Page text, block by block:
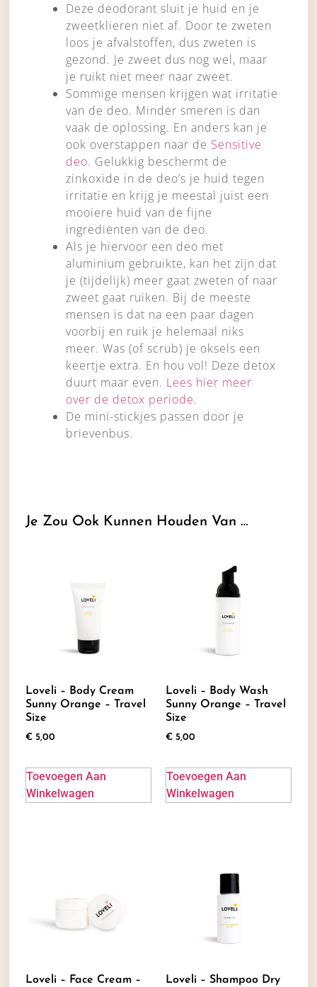
Deze deodorant sluit je huid en je
zweetklieren niet af. Door te zweten
loos je afvalstoffen, dus zweten is
gezond. Je zweet dus nog wel, maar
je ruikt niet meer naar zweet.
Sommige mensen krijgen wat irritatie
van de deo. Minder smeren is dan
vaak de oplossing. En anders kan je
ook overstappen naar de Sensitive
deo. Gelukkig beschermt de
zinkoxide in de deo’s je huid tegen
irritatie en krijg je meestal juist een
mooiere huid van de fijne
ingrediënten van de deo.
Als je hiervoor een deo met
aluminium gebruikte, kan het zijn dat
je (tijdelijk) meer gaat zweten of naar
zweet gaat ruiken. Bij de meeste
mensen is dat na een paar dagen
voorbij en ruik je helemaal niks
meer. Was (of scrub) je oksels een
keertje extra. En hou vol! Deze detox
duurt maar even. Lees hier meer
over de detox periode.
De mini-stickjes passen door je
brievenbus.
Je Zou Ook Kunnen Houden Van …
Loveli – Body Cream
Sunny Orange – Travel
Size
€ 5,00
Toevoegen Aan
Winkelwagen
Loveli – Body Wash
Sunny Orange – Travel
Size
€ 5,00
Toevoegen Aan
Winkelwagen
Loveli – Face Cream –
Loveli – Shampoo Dry